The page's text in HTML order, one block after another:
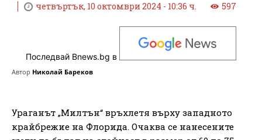
четвъртък, 10 октомври 2024 - 10:36 ч. 597
Последвай Bnews.bg в
Автор Николай Бареков
Ураганът „Милтън“ връхлетя върху западното
крайбрежие на Флорида. Очаква се нанесените